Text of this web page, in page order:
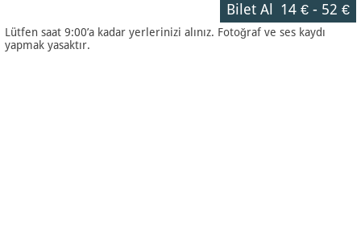
Bilet Al 14 €- 52 €
Lütfen saat 9:00’a kadar yerlerinizi alınız. Fotoğraf ve ses kaydı
yapmak yasaktır.